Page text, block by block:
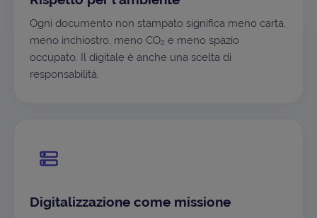
Ogni documento non stampato significa meno carta,
meno inchiostro, meno CO₂ e meno spazio
occupato. Il digitale è anche una scelta di
responsabilità.
Digitalizzazione come missione